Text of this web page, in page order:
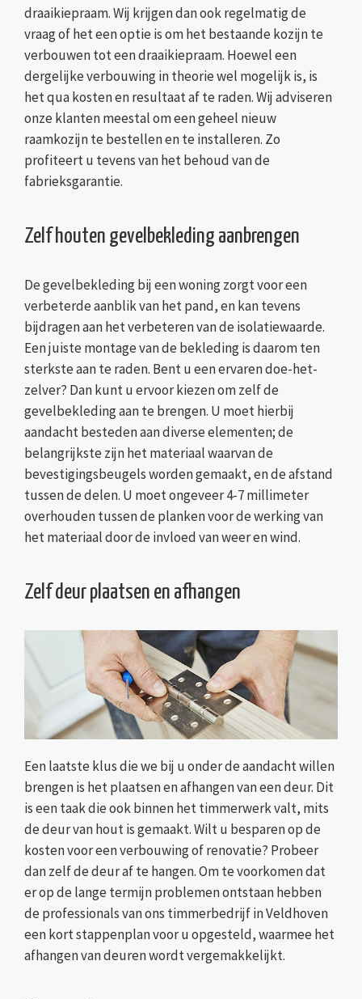
draaikiepraam. Wij krijgen dan ook regelmatig de
vraag of het een optie is om het bestaande kozijn te
verbouwen tot een draaikiepraam. Hoewel een
dergelijke verbouwing in theorie wel mogelijk is, is
het qua kosten en resultaat af te raden. Wij adviseren
onze klanten meestal om een geheel nieuw
raamkozijn te bestellen en te installeren. Zo
profiteert u tevens van het behoud van de
fabrieksgarantie.
Zelf houten gevelbekleding aanbrengen
De gevelbekleding bij een woning zorgt voor een
verbeterde aanblik van het pand, en kan tevens
bijdragen aan het verbeteren van de isolatiewaarde.
Een juiste montage van de bekleding is daarom ten
sterkste aan te raden. Bent u een ervaren doe-het-
zelver? Dan kunt u ervoor kiezen om zelf de
gevelbekleding aan te brengen. U moet hierbij
aandacht besteden aan diverse elementen; de
belangrijkste zijn het materiaal waarvan de
bevestigingsbeugels worden gemaakt, en de afstand
tussen de delen. U moet ongeveer 4-7 millimeter
overhouden tussen de planken voor de werking van
het materiaal door de invloed van weer en wind.
Zelf deur plaatsen en afhangen
Een laatste klus die we bij u onder de aandacht willen
brengen is het plaatsen en afhangen van een deur. Dit
is een taak die ook binnen het timmerwerk valt, mits
de deur van hout is gemaakt. Wilt u besparen op de
kosten voor een verbouwing of renovatie? Probeer
dan zelf de deur af te hangen. Om te voorkomen dat
er op de lange termijn problemen ontstaan hebben
de professionals van ons timmerbedrijf in Veldhoven
een kort stappenplan voor u opgesteld, waarmee het
afhangen van deuren wordt vergemakkelijkt.